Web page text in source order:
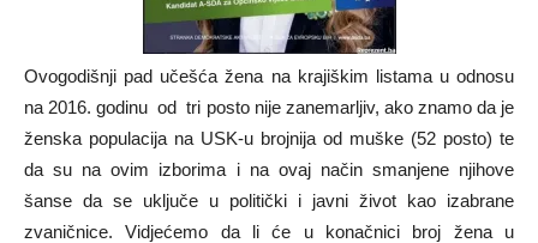
Ovogodišnji pad učešća žena na krajiškim listama u odnosu
na 2016. godinu od tri posto nije zanemarljiv, ako znamo da je
ženska populacija na USK-u brojnija od muške (52 posto) te
da su na ovim izborima i na ovaj način smanjene njihove
šanse da se uključe u politički i javni život kao izabrane
zvaničnice. Vidjećemo da li će u konačnici broj žena u